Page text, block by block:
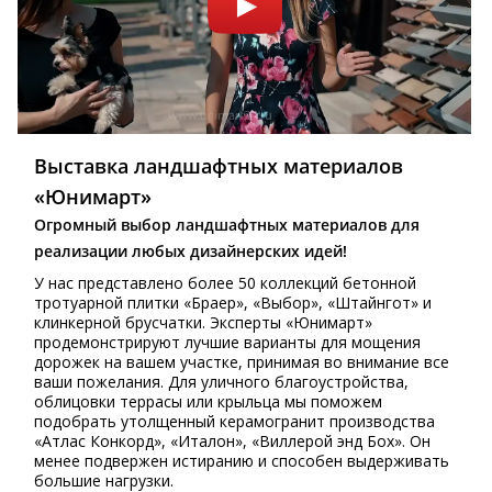
Выставка ландшафтных материалов
«Юнимарт»
Огромный выбор ландшафтных материалов для
реализации любых дизайнерских идей!
У нас представлено более 50 коллекций бетонной
тротуарной плитки «Браер», «Выбор», «Штайнгот» и
клинкерной брусчатки. Эксперты «Юнимарт»
продемонстрируют лучшие варианты для мощения
дорожек на вашем участке, принимая во внимание все
ваши пожелания. Для уличного благоустройства,
облицовки террасы или крыльца мы поможем
подобрать утолщенный керамогранит производства
«Атлас Конкорд», «Италон», «Виллерой энд Бох». Он
менее подвержен истиранию и способен выдерживать
большие нагрузки.